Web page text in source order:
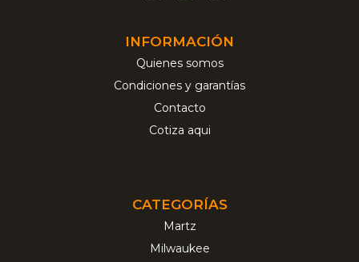
INFORMACIÓN
Quienes somos
Condiciones y garantías
Contacto
Cotiza aqui
CATEGORÍAS
Martz
Milwaukee